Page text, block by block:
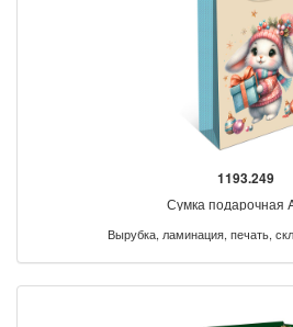
1193.249
Сумка подарочная
Вырубка, ламинация, печать,